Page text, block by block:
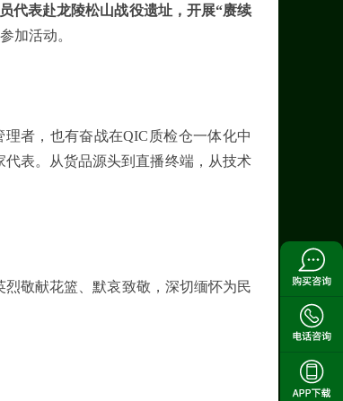
代表赴龙陵松山战役遗址，开展“赓续
加活动。
者，也有奋战在QIC质检仓一体化中
表。从货品源头到直播终端，从技术
敬献花篮、默哀致敬，深切缅怀为民